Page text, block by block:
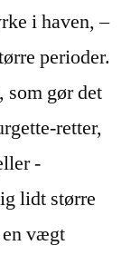
i haven, –
perioder.
som gør det
retter,
-
lidt større
en vægt